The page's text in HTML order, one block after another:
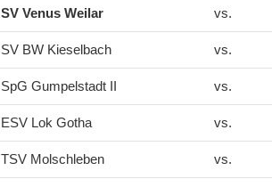
SV Venus Weilar vs.
SV BW Kieselbach vs.
SpG Gumpelstadt II vs.
ESV Lok Gotha vs.
TSV Molschleben vs.